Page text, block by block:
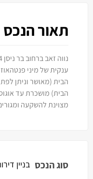
תאור הנכס
ענקית של מיני
הבית (מאושר וניתן
מצוינת להשקעה
סוג הנכס בניין